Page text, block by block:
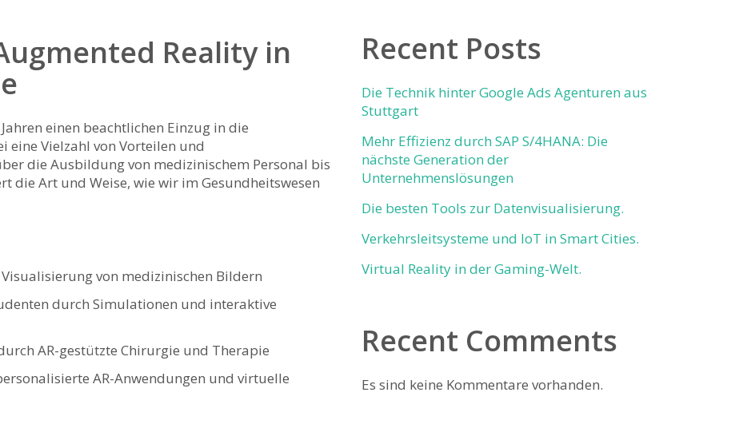
Reality in
einen⁢ beachtlichen Einzug in die
Vielzahl ⁢von Vorteilen und
⁢die Ausbildung ‍von‍ medizinischem Personal bis
die ‍Art und Weise, ⁢wie wir ⁢im ‍Gesundheitswesen​
von‌ medizinischen Bildern
durch Simulationen und interaktive
AR-gestützte Chirurgie und Therapie
AR-Anwendungen und ‍virtuelle
Recent Posts
Die Technik hinter Google Ads Agenturen aus
Stuttgart
Mehr Effizienz durch SAP S/4HANA: Die
nächste Generation der
Unternehmenslösungen
Die besten Tools zur Datenvisualisierung.
Verkehrsleitsysteme und IoT in Smart Cities.
Virtual Reality in der Gaming-Welt.
Recent Comments
Es sind keine Kommentare vorhanden.